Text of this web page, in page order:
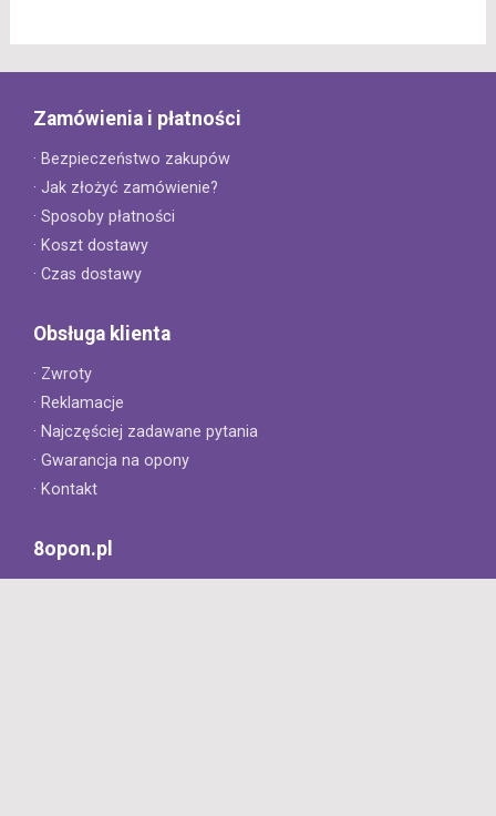
Zamówienia i płatności
· Bezpieczeństwo zakupów
· Jak złożyć zamówienie?
· Sposoby płatności
· Koszt dostawy
· Czas dostawy
Obsługa klienta
· Zwroty
· Reklamacje
· Najczęściej zadawane pytania
· Gwarancja na opony
· Kontakt
8opon.pl